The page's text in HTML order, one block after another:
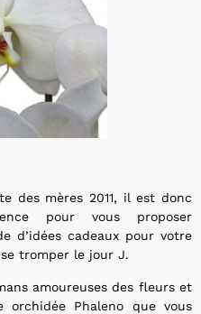
des mères 2011, il est donc
pour vous proposer
d’idées cadeaux pour votre
tromper le jour J.
amoureuses des fleurs et
Phaleno que vous